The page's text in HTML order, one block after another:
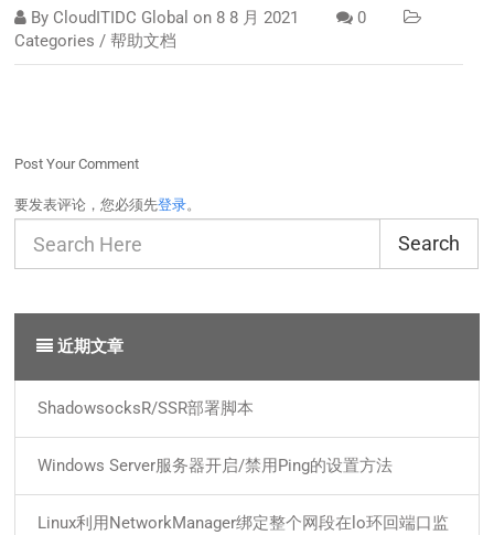
By CloudITIDC Global on 8 8 月 2021
0
Categories /帮助文档
Post Your Comment
要发表评论，您必须先登录。
Search
近期文章
ShadowsocksR/SSR部署脚本
Windows Server服务器开启/禁用Ping的设置方法
Linux利用NetworkManager绑定整个网段在lo环回端口监